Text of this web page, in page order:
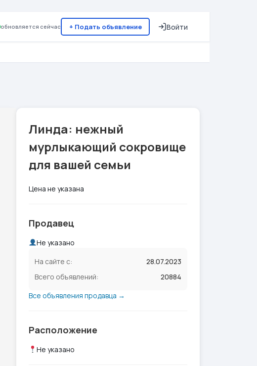
обновляется сейчас + Подать объявление Войти
Линда: нежный
мурлыкающий сокровище
для вашей семьи
Цена не указана
Продавец
Не указано
На сайте с:
28.07.2023
Всего объявлений:
20884
Все объявления продавца →
Расположение
Не указано